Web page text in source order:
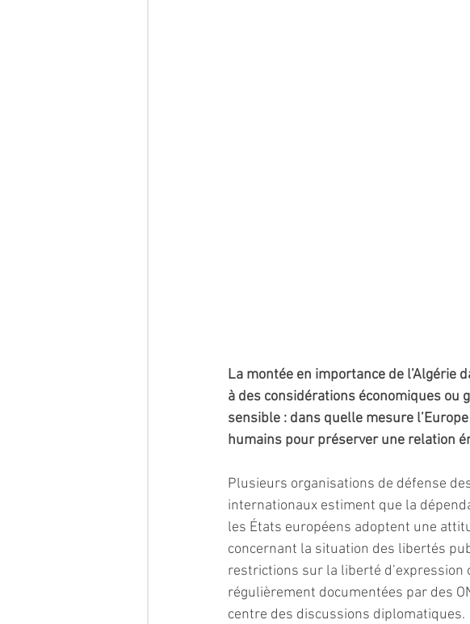
La montée en importance de l’Algérie
à des considérations économiques ou
sensible : dans quelle mesure
humains pour préserver une relation
Plusieurs organisations de défense
internationaux estiment que la
les États européens adoptent une
concernant la situation des libertés
restrictions sur la liberté
régulièrement documentées par des
centre des discussions diplomatiques.